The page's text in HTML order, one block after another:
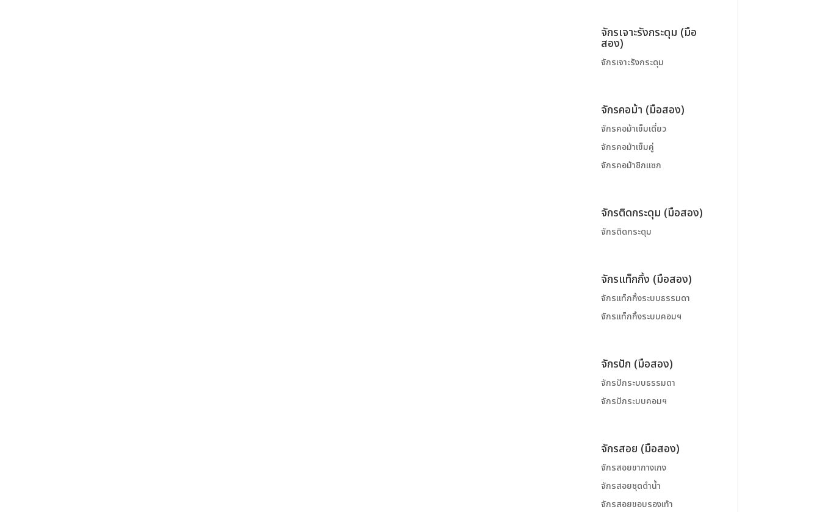
จักรเจาะรังกระดุม (มือ
สอง)
จักรเจาะรังกระดุม
จักรคอม้า (มือสอง)
จักรคอม้าเข็มเดี่ยว
จักรคอม้าเข็มคู่
จักรคอม้าซิกแซก
จักรติดกระดุม (มือสอง)
จักรติดกระดุม
จักรแท็กกิ้ง (มือสอง)
จักรแท็กกิ้งระบบธรรมดา
จักรแท็กกิ้งระบบคอมฯ
จักรปัก (มือสอง)
จักรปักระบบธรรมดา
จักรปักระบบคอมฯ
จักรสอย (มือสอง)
จักรสอยขากางเกง
จักรสอยชุดดำน้ำ
จักรสอยขอบรองเท้า